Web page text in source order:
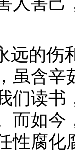
的伤和
虽含辛
们读书
而如今
性腐化